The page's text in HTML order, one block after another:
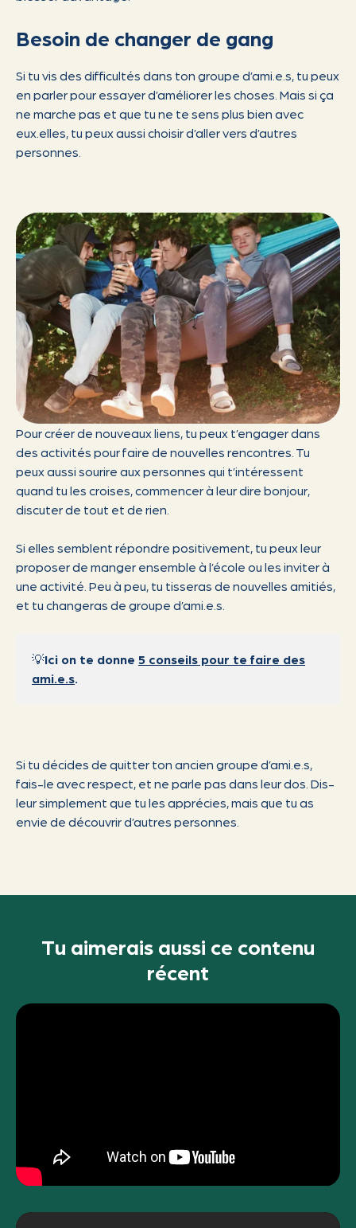
Besoin de changer de gang
Si tu vis des difficultés dans ton groupe d’ami.e.s, tu peux
en parler pour essayer d’améliorer les choses. Mais si ça
ne marche pas et que tu ne te sens plus bien avec
eux.elles, tu peux aussi choisir d’aller vers d’autres
personnes.
Pour créer de nouveaux liens, tu peux t’engager dans
des activités pour faire de nouvelles rencontres. Tu
peux aussi sourire aux personnes qui t’intéressent
quand tu les croises, commencer à leur dire bonjour,
discuter de tout et de rien.
Si elles semblent répondre positivement, tu peux leur
proposer de manger ensemble à l’école ou les inviter à
une activité. Peu à peu, tu tisseras de nouvelles amitiés,
et tu changeras de groupe d’ami.e.s.
💡Ici on te donne 5 conseils pour te faire des
ami.e.s.
Si tu décides de quitter ton ancien groupe d’ami.e.s,
fais-le avec respect, et ne parle pas dans leur dos. Dis-
leur simplement que tu les apprécies, mais que tu as
envie de découvrir d’autres personnes.
Tu aimerais aussi ce contenu
récent